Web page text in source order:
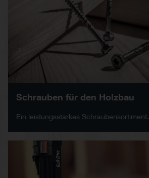
Schrauben für den Holzbau
Ein leistungsstarkes Schraubensortiment.